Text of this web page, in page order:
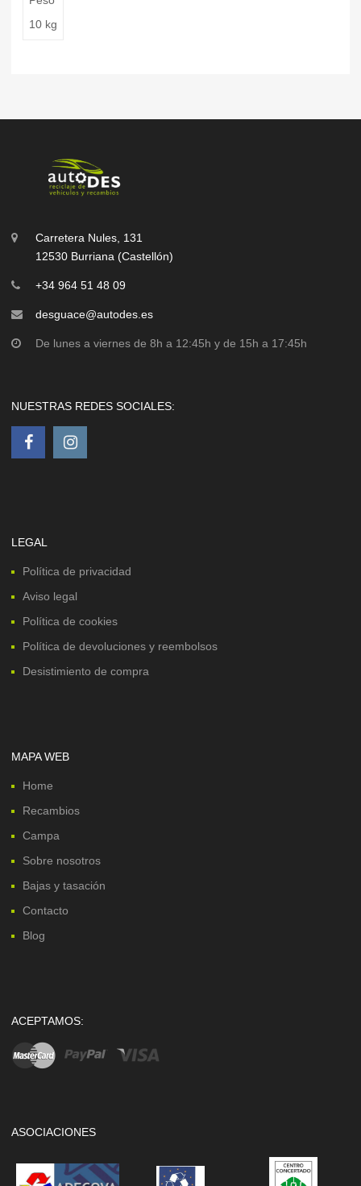
10 kg
Carretera Nules, 131
12530 Burriana (Castellón)
+34 964 51 48 09
desguace@autodes.es
De lunes a viernes de 8h a 12:45h y de 15h a 17:45h
NUESTRAS REDES SOCIALES:
LEGAL
Política de privacidad
Aviso legal
Política de cookies
Política de devoluciones y reembolsos
Desistimiento de compra
MAPA WEB
Home
Recambios
Campa
Sobre nosotros
Bajas y tasación
Contacto
Blog
ACEPTAMOS:
ASOCIACIONES